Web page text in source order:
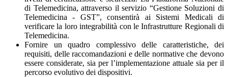
di Telemedicina, attraverso il servizio “Gestione Soluzioni di
Telemedicina - GST”, consentirà ai Sistemi Medicali di
verificare la loro integrabilità con le Infrastrutture Regionali di
Telemedicina.
Fornire un quadro complessivo delle caratteristiche, dei
requisiti, delle raccomandazioni e delle normative che devono
essere considerate, sia per l’implementazione attuale sia per il
percorso evolutivo dei dispositivi.